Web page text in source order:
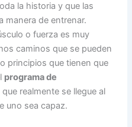
la historia y que las
manera de entrenar.
o fuerza es muy
caminos que se pueden
principios que tienen que
programa de
que realmente se llegue al
uno sea capaz.